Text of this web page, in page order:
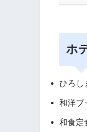
ホ
ひろし
和洋ブ
和食定